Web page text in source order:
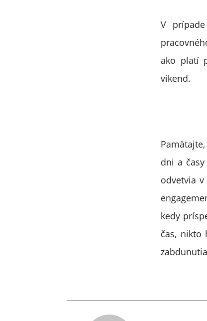
V
ako platí
víkend.
dni a
odvetvia
kedy
čas, nikto